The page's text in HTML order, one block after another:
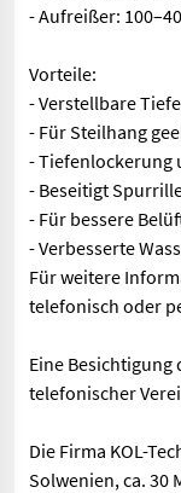
- Aufreißer:
Vorteile:
- Verstellbare
- Für Steilhang
- Tiefenlockerung
- Beseitigt
- Für bessere
- Verbesserte
Für weitere
telefonisch oder
Eine Besichtigung
telefonischer
Die Firma KOL-
Solwenien, ca. 30